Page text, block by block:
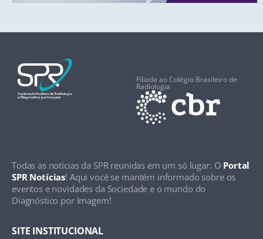
Filiada ao Colégio Brasileiro de
Radiologia
Todas as notícias da SPR reunidas em um só lugar: O Portal
SPR Notícias! Aqui você se mantém informado sobre os
eventos e novidades da Sociedade e o mundo do
Diagnóstico por Imagem!
SITE INSTITUCIONAL